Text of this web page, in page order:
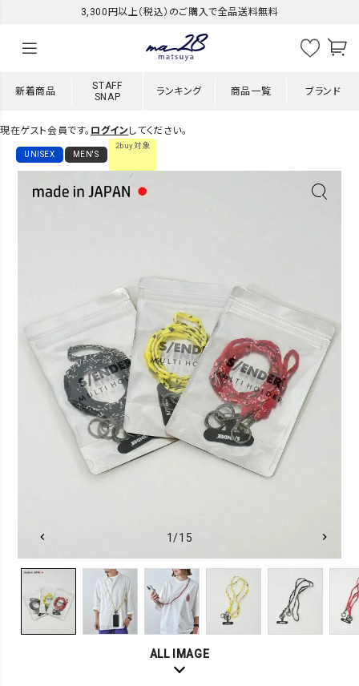
3,300円以上（税込）のご購入で全品送料無料
新着商品
STAFF
SNAP
ランキング 商品一覧 ブランド
現在ゲスト会員です。 ログインしてください。
UNISEX MEN'S
2buy対象
1/15
ALL IMAGE